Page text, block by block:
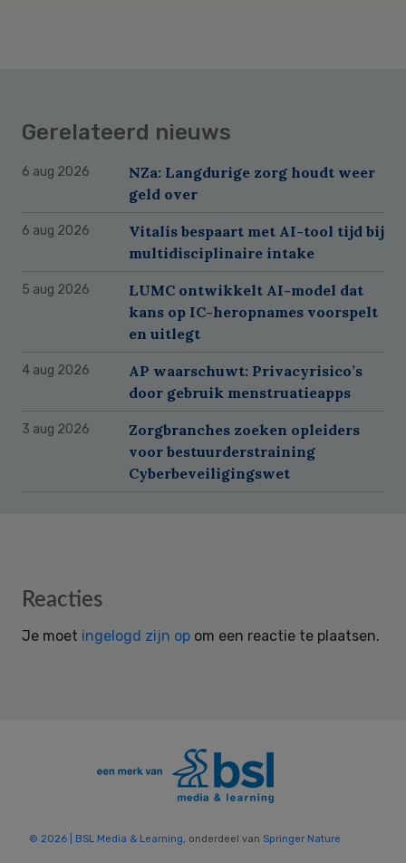
Gerelateerd nieuws
6 aug 2026
NZa: Langdurige zorg houdt weer
geld over
6 aug 2026
Vitalis bespaart met AI-tool tijd bij
multidisciplinaire intake
5 aug 2026
LUMC ontwikkelt AI-model dat
kans op IC-heropnames voorspelt
en uitlegt
4 aug 2026
AP waarschuwt: Privacyrisico’s
door gebruik menstruatieapps
3 aug 2026
Zorgbranches zoeken opleiders
voor bestuurderstraining
Cyberbeveiligingswet
Reader
Reacties
Je moet ingelogd zijn op om een reactie te plaatsen.
© 2026 | BSL Media & Learning , onderdeel van Springer Nature